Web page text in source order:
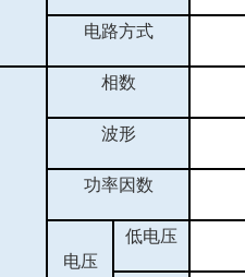
电路方式
相数
波形
功率因数
电压
低电压